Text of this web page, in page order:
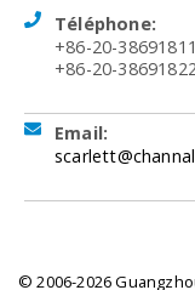
Téléphone:
+86-20-38691811
+86-20-38691822
Email:
© 2006-2026